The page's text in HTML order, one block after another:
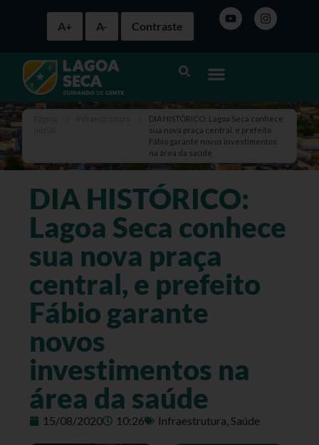
A+ A- Contraste
DIA HISTÓRICO: Lagoa Seca conhece
sua nova praça central, e prefeito
Fábio garante novos investimentos
na área da saúde
DIA HISTÓRICO:
Lagoa Seca conhece
sua nova praça
central, e prefeito
Fábio garante
novos
investimentos na
área da saúde
15/08/2020 10:26 Infraestrutura,Saúde